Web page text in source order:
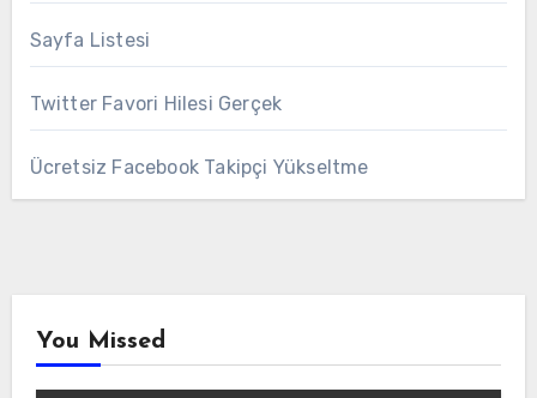
Sayfa Listesi
Twitter Favori Hilesi Gerçek
Ücretsiz Facebook Takipçi Yükseltme
You Missed